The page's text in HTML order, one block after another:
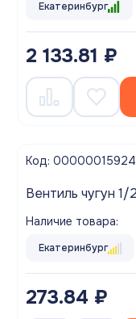
Екатеринбург
2 133.81 ₽
Код: 00000015924
Наличие товара:
Екатеринбург
273.84 ₽